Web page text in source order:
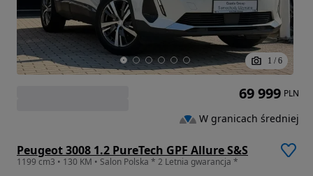
1 / 6
Peugeot 3008 1.2 PureTech GPF Allure S&S
1199 cm3 • 130 KM • Salon Polska * 2 Letnia gwarancja *
69 999 PLN
W granicach średniej